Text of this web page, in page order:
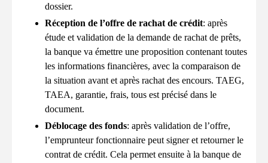
dossier.
Réception de l’offre de rachat de crédit: après
étude et validation de la demande de rachat de prêts,
la banque va émettre une proposition contenant toutes
les informations financières, avec la comparaison de
la situation avant et après rachat des encours. TAEG,
TAEA, garantie, frais, tous est précisé dans le
document.
Déblocage des fonds: après validation de l’offre,
l’emprunteur fonctionnaire peut signer et retourner le
contrat de crédit. Cela permet ensuite à la banque de